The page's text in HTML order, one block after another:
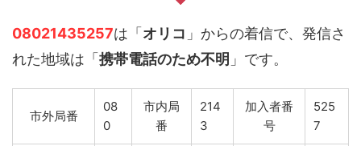
08021435257は「 オリコ 」からの着信で、発信さ
れた地域は「 携帯電話のため不明 」です。
市外局番
08
0
市内局
番
214
3
加入者番
号
525
7